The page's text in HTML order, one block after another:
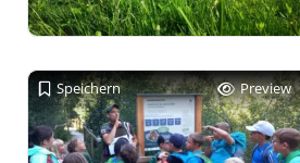
Speichern Preview